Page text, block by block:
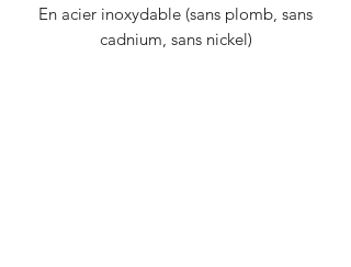
En acier inoxydable (sans plomb, sans
cadnium, sans nickel)